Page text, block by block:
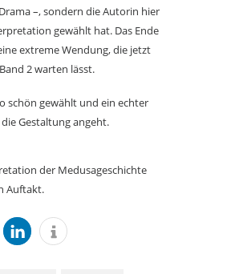
–, sondern die Autorin hier
gewählt hat. Das Ende
extreme Wendung, die jetzt
2 warten lässt.
schön gewählt und ein echter
Gestaltung angeht.
der Medusageschichte
Auftakt.